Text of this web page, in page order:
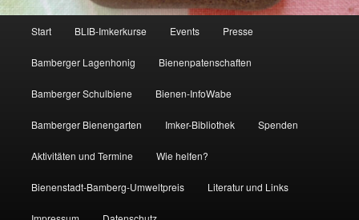
Start BLIB-Imkerkurse Events Presse
Bamberger Lagenhonig Bienenpatenschaften
Bamberger Schulbiene Bienen-InfoWabe
Bamberger Bienengarten Imker-Bibliothek Spenden
Aktivitäten und Termine Wie helfen?
Bienenstadt-Bamberg-Umweltpreis Literatur und Links